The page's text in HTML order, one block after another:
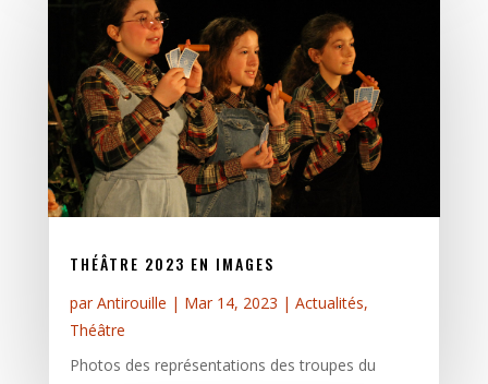
THÉÂTRE 2023 EN IMAGES
parAntirouille | Mar 14, 2023 | Actualités,
Théâtre
Photos des représentations des troupes du